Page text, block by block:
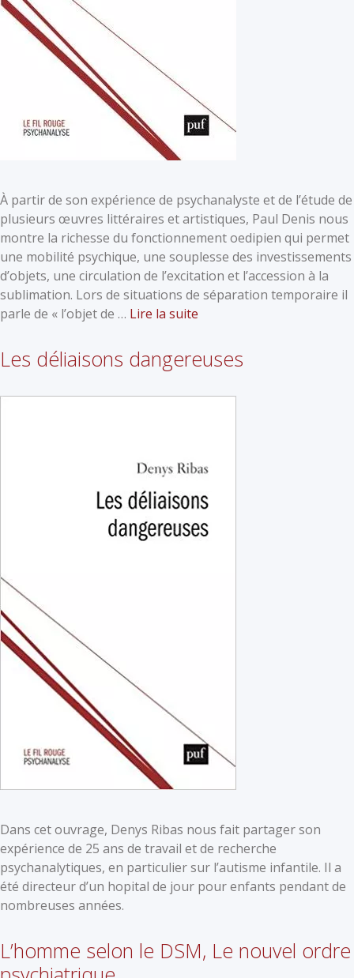
À partir de son expérience de psychanalyste et de l’étude de
plusieurs œuvres littéraires et artistiques, Paul Denis nous
montre la richesse du fonctionnement oedipien qui permet
une mobilité psychique, une souplesse des investissements
d’objets, une circulation de l’excitation et l’accession à la
sublimation. Lors de situations de séparation temporaire il
parle de « l’objet de … Lire la suite
Les déliaisons dangereuses
Dans cet ouvrage, Denys Ribas nous fait partager son
expérience de 25 ans de travail et de recherche
psychanalytiques, en particulier sur l’autisme infantile. Il a
été directeur d’un hopital de jour pour enfants pendant de
nombreuses années.
L’homme selon le DSM, Le nouvel ordre